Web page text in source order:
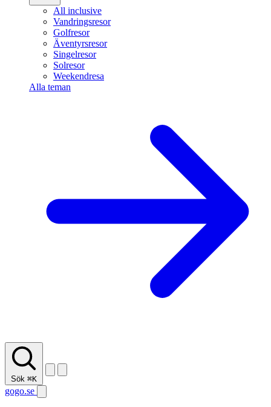
All inclusive
Vandringsresor
Golfresor
Äventyrsresor
Singelresor
Solresor
Weekendresa
Alla teman
Sök ⌘K
gogo.se